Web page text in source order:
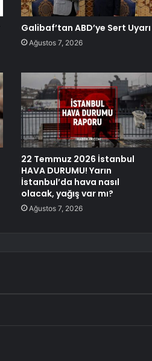
Galibaf’tan ABD’ye Sert Uyarı
Ağustos 7, 2026
22 Temmuz 2026 İstanbul
HAVA DURUMU! Yarın
İstanbul’da hava nasıl
olacak, yağış var mı?
Ağustos 7, 2026